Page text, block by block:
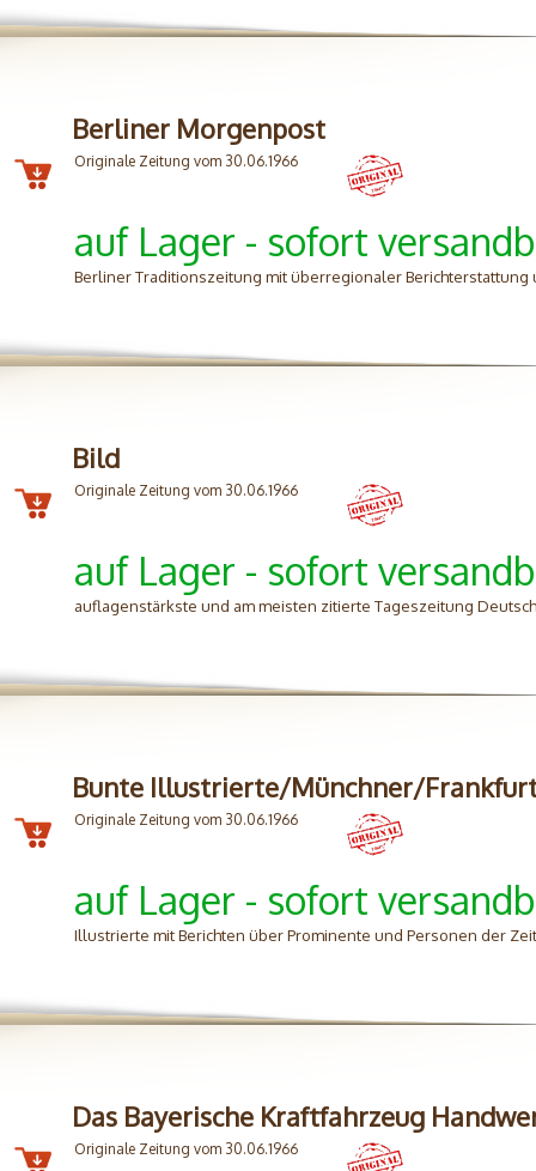
Berliner Morgenpost
Originale Zeitung vom 30.06.1966
auf Lager - sofort
Berliner Traditionszeitung mit überregionaler
Bild
Originale Zeitung vom 30.06.1966
auf Lager - sofort
auflagenstärkste und am meisten zitierte Tageszeitung
Bunte Illustrierte/Münchner/
Originale Zeitung vom 30.06.1966
auf Lager - sofort
Illustrierte mit Berichten über Prominente und Personen der
Das Bayerische Kraftfahrzeug
Originale Zeitung vom 30.06.1966